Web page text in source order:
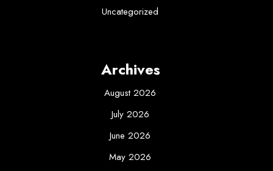
Uncategorized
Archives
August 2026
July 2026
June 2026
May 2026